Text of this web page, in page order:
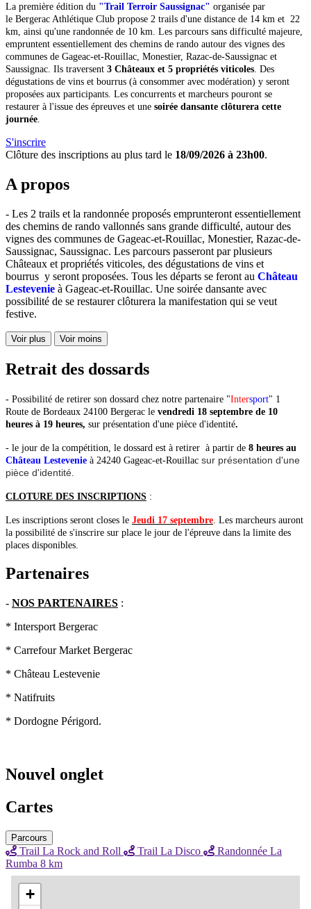
La première édition du "Trail Terroir Saussignac" organisée par
le Bergerac Athlétique Club propose 2 trails d'une distance de 14 km et 22
km, ainsi qu'une randonnée de 10 km. Les parcours sans difficulté majeure,
empruntent essentiellement des chemins de rando autour des vignes des
communes de Gageac-et-Rouillac, Monestier, Razac-de-Saussignac et
Saussignac. Ils traversent 3 Châteaux et 5 propriétés viticoles . Des
dégustations de vins et bourrus (à consommer avec modération) y seront
proposées aux participants. Les concurrents et marcheurs pouront se
restaurer à l'issue des épreuves et une soirée dansante clôturera cette
journée
S'inscrire
Clôture des inscriptions au plus tard le 18/09/2026 à 23h00.
A propos
- Les 2 trails et la randonnée proposés emprunteront essentiellement
des chemins de rando vallonnés sans grande difficulté, autour des
vignes des communes de Gageac-et-Rouillac, Monestier, Razac-de-
Saussignac, Saussignac. Les parcours passeront par plusieurs
Châteaux et propriétés viticoles, des dégustations de vins et
bourrus y seront proposées. Tous les départs se feront au Château
Lestevenie à Gageac-et-Rouillac. Une soirée dansante avec
possibilité de se restaurer clôturera la manifestation qui se veut
festive.
Voir plus Voir moins
Retrait des dossards
- Possibilité de retirer son dossard chez notre partenaire "Intersport" 1
Route de Bordeaux 24100 Bergerac le vendredi 18 septembre de 10
heures à 19 heures, sur présentation d'une pièce d'identité.
- le jour de la compétition, le dossard est à retirer à partir de 8 heures au
Château Lestevenie à 24240 Gageac-et-Rouillac sur présentation d'une
pièce d'identité
CLOTURE DES INSCRIPTIONS :
Les inscriptions seront closes le Jeudi 17 septembre . Les marcheurs auront
la possibilité de s'inscrire sur place le jour de l'épreuve dans la limite des
places disponibles.
Partenaires
- NOS PARTENAIRES :
* Intersport Bergerac
* Carrefour Market Bergerac
* Château Lestevenie
* Natifruits
* Dordogne Périgord.
Nouvel onglet
Cartes
Parcours
Trail La Rock and Roll Trail La Disco
Randonnée La
Rumba 8 km